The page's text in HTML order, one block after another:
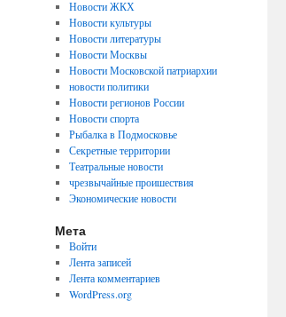
Новости ЖКХ
Новости культуры
Новости литературы
Новости Москвы
Новости Московской патриархии
новости политики
Новости регионов России
Новости спорта
Рыбалка в Подмосковье
Секретные территории
Театральные новости
чрезвычайные проишествия
Экономические новости
Мета
Войти
Лента записей
Лента комментариев
WordPress.org